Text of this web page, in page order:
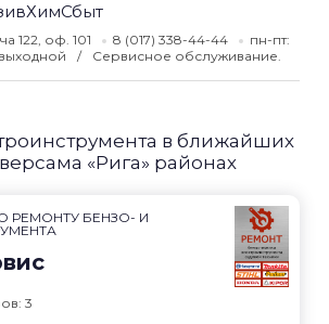
122, оф. 101 8 (017) 338-44-44
пн-пт:
Сервисное обслуживание.
в ближайших
«Рига» районах
РЕМОНТУ БЕНЗО- И
3